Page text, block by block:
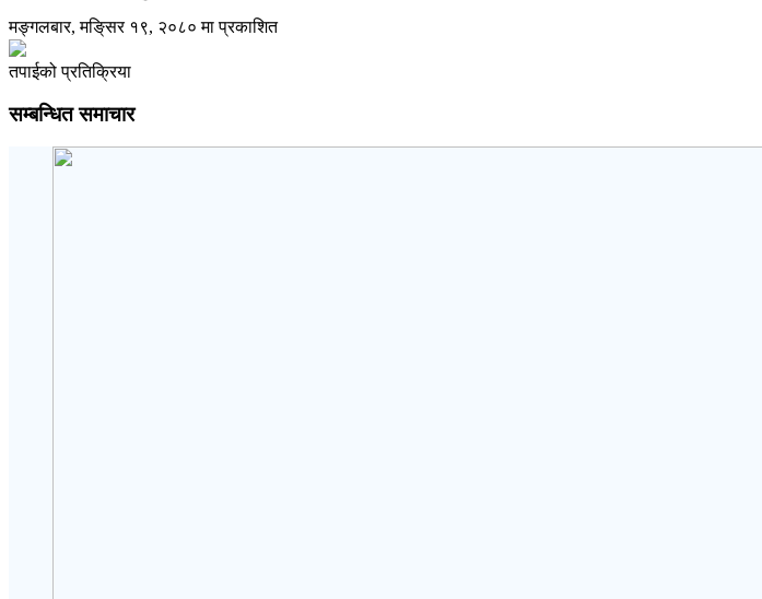
मङ्गलबार, मङि्सर १९, २०८० मा प्रकाशित
तपाईको प्रतिक्रिया
सम्बन्धित समाचार